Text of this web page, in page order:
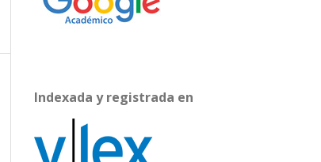
Indexada y registrada en